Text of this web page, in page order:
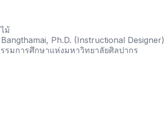
ม้
Ph.D. (Instructional Designer)
รมการศึกษาแห่งมหาวิทยาลัยศิลปากร